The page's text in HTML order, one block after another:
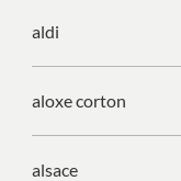
aldi
aloxe corton
alsace